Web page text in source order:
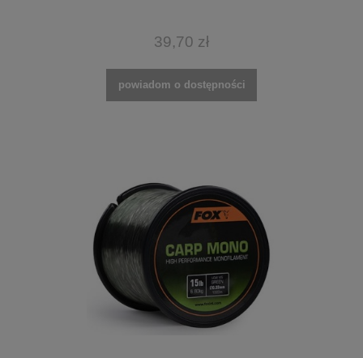
39,70 zł
powiadom o dostępności